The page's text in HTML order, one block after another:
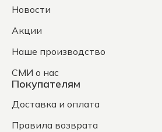
Новости
Акции
Наше производство
СМИ о нас
Покупателям
Доставка и оплата
Правила возврата